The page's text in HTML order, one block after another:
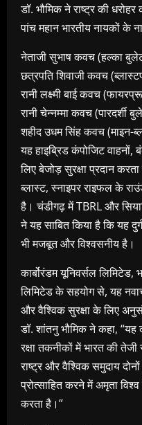
डॉ. भौमिक ने राष्ट्र की
पांच महान भारतीय नायकों के
नेताजी सुभाष कवच (हल्का
छत्रपति शिवाजी कवच
रानी लक्ष्मी बाई कवच
रानी चेन्नम्मा कवच
शहीद उधम सिंह कवच (माइन-
यह हाइब्रिड कंपोजिट
लिए बेजोड़ सुरक्षा प्रदान
ब्लास्ट, स्नाइपर राइफल के
है। चंडीगढ़ में TBRL और
ने यह साबित किया है कि यह
भी मजबूत और विश्वसनीय है।
कार्बोरंडम यूनिवर्सल
लिमिटेड के सहयोग से, यह
और वैश्विक सुरक्षा के लिए
डॉ. शांतनु भौमिक ने कहा, “यह
रक्षा तकनीकों में भारत की
राष्ट्र और वैश्विक समुदाय
प्रोत्साहित करने में अमृता विश्व
करता है।”